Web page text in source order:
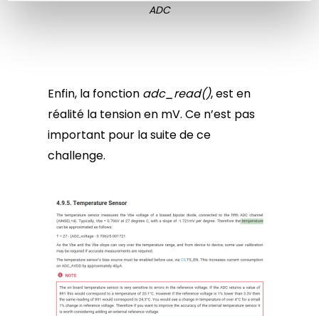
ADC
Enfin, la fonction adc_read(), est en
réalité la tension en mV. Ce n’est pas
important pour la suite de ce
challenge.